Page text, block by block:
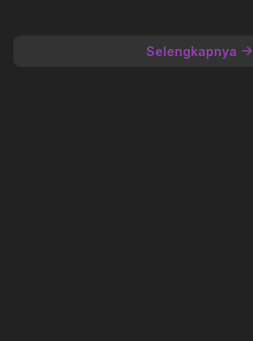
Selengkapnya